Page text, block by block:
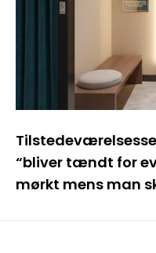
“bliver tændt for
mørkt mens man